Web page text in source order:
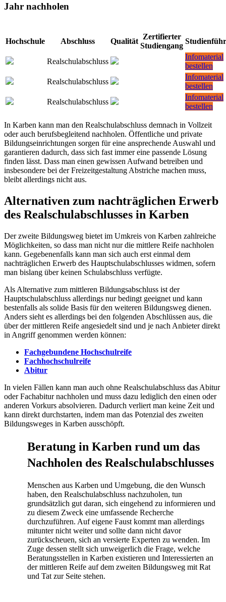
Jahr nachholen
Hochschule Abschluss Qualität
Zertifierter
Studiengang
Realschulabschluss
Infomaterial
bestellen
Realschulabschluss
Infomaterial
bestellen
Realschulabschluss
Infomaterial
bestellen
In Karben kann man den Realschulabschluss demnach in Vollzeit
oder auch berufsbegleitend nachholen. Öffentliche und private
Bildungseinrichtungen sorgen für eine ansprechende Auswahl und
garantieren dadurch, dass sich fast immer eine passende Lösung
finden lässt. Dass man einen gewissen Aufwand betreiben und
insbesondere bei der Freizeitgestaltung Abstriche machen muss,
bleibt allerdings nicht aus.
Alternativen zum nachträglichen Erwerb
des Realschulabschlusses in Karben
Der zweite Bildungsweg bietet im Umkreis von Karben zahlreiche
Möglichkeiten, so dass man nicht nur die mittlere Reife nachholen
kann. Gegebenenfalls kann man sich auch erst einmal dem
nachträglichen Erwerb des Hauptschulabschlusses widmen, sofern
man bislang über keinen Schulabschluss verfügte.
Als Alternative zum mittleren Bildungsabschluss ist der
Hauptschulabschluss allerdings nur bedingt geeignet und kann
bestenfalls als solide Basis für den weiteren Bildungsweg dienen.
Anders sieht es allerdings bei den folgenden Abschlüssen aus, die
über der mittleren Reife angesiedelt sind und je nach Anbieter direkt
in Angriff genommen werden können:
Fachgebundene Hochschulreife
Fachhochschulreife
Abitur
In vielen Fällen kann man auch ohne Realschulabschluss das Abitur
oder Fachabitur nachholen und muss dazu lediglich den einen oder
anderen Vorkurs absolvieren. Dadurch verliert man keine Zeit und
kann direkt durchstarten, indem man das Potenzial des zweiten
Bildungsweges in Karben ausschöpft.
Beratung in Karben rund um das
Nachholen des Realschulabschlusses
Menschen aus Karben und Umgebung, die den Wunsch
haben, den Realschulabschluss nachzuholen, tun
grundsätzlich gut daran, sich eingehend zu informieren und
zu diesem Zweck eine umfassende Recherche
durchzuführen. Auf eigene Faust kommt man allerdings
mitunter nicht weiter und sollte dann nicht davor
zurückscheuen, sich an versierte Experten zu wenden. Im
Zuge dessen stellt sich unweigerlich die Frage, welche
Beratungsstellen in Karben existieren und Interessierten an
der mittleren Reife auf dem zweiten Bildungsweg mit Rat
und Tat zur Seite stehen.